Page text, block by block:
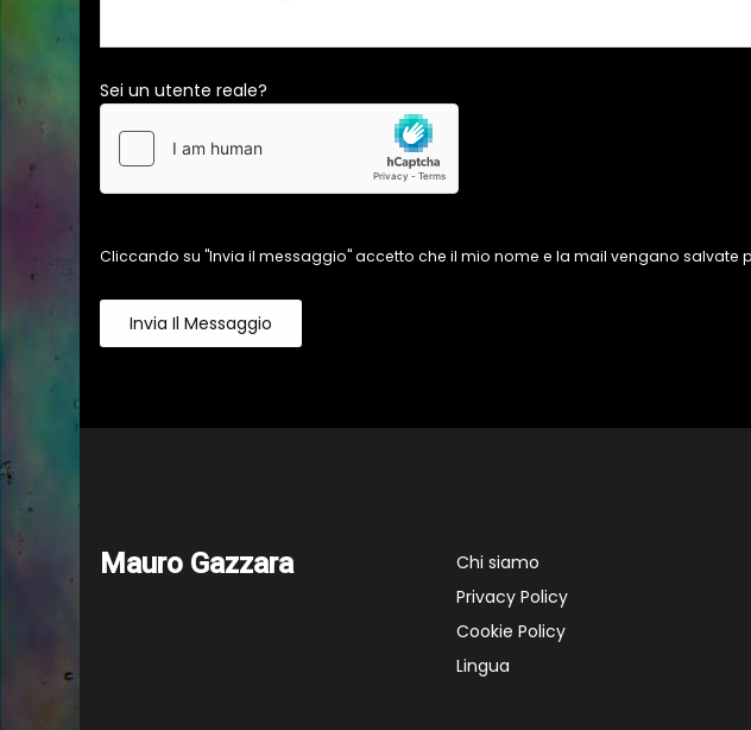
Sei un utente reale?
Cliccando su "Invia il messaggio" accetto che il mio nome e la mail vengano salvate
Invia Il Messaggio
Mauro Gazzara
Chi siamo
Privacy Policy
Cookie Policy
Lingua